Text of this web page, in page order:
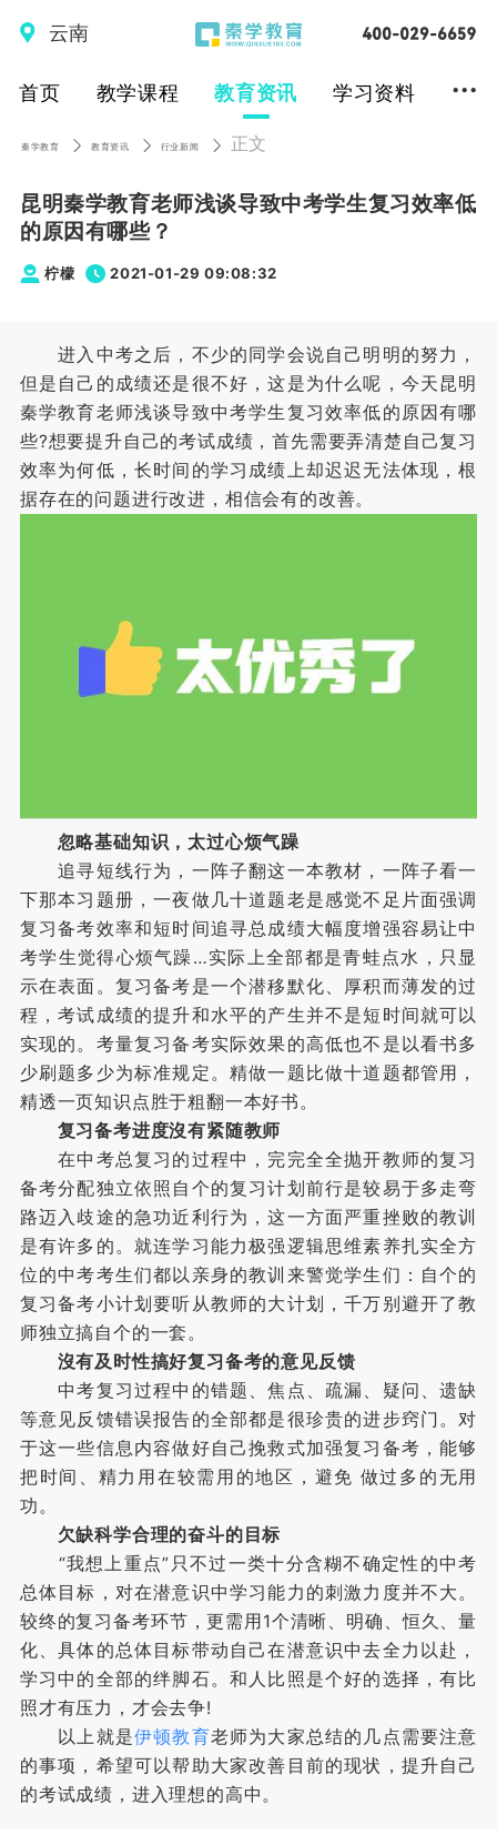
云南
首页 教学课程 教育资讯 学习资料 ...
秦学教育 教育资讯 行业新闻 正文
昆明秦学教育老师浅谈导致中考学生复习效率低
的原因有哪些？
柠檬 2021-01-29 09:08:32
进入中考之后，不少的同学会说自己明明的努力，
但是自己的成绩还是很不好，这是为什么呢，今天昆明
秦学教育老师浅谈导致中考学生复习效率低的原因有哪
些?想要提升自己的考试成绩，首先需要弄清楚自己复习
效率为何低，长时间的学习成绩上却迟迟无法体现，根
据存在的问题进行改进，相信会有的改善。
忽略基础知识，太过心烦气躁
追寻短线行为，一阵子翻这一本教材，一阵子看一
下那本习题册，一夜做几十道题老是感觉不足片面强调
复习备考效率和短时间追寻总成绩大幅度增强容易让中
考学生觉得心烦气躁…实际上全部都是青蛙点水，只显
示在表面。复习备考是一个潜移默化、厚积而薄发的过
程，考试成绩的提升和水平的产生并不是短时间就可以
实现的。考量复习备考实际效果的高低也不是以看书多
少刷题多少为标准规定。精做一题比做十道题都管用，
精透一页知识点胜于粗翻一本好书。
复习备考进度沒有紧随教师
在中考总复习的过程中，完完全全抛开教师的复习
备考分配独立依照自个的复习计划前行是较易于多走弯
路迈入歧途的急功近利行为，这一方面严重挫败的教训
是有许多的。就连学习能力极强逻辑思维素养扎实全方
位的中考考生们都以亲身的教训来警觉学生们：自个的
复习备考小计划要听从教师的大计划，千万别避开了教
师独立搞自个的一套。
沒有及时性搞好复习备考的意见反馈
中考复习过程中的错题、焦点、疏漏、疑问、遗缺
等意见反馈错误报告的全部都是很珍贵的进步窍门。对
于这一些信息内容做好自己挽救式加强复习备考，能够
把时间、精力用在较需用的地区，避免 做过多的无用
功。
欠缺科学合理的奋斗的目标
“我想上重点”只不过一类十分含糊不确定性的中考
总体目标，对在潜意识中学习能力的刺激力度并不大。
较终的复习备考环节，更需用1个清晰、明确、恒久、量
化、具体的总体目标带动自己在潜意识中去全力以赴，
学习中的全部的绊脚石。和人比照是个好的选择，有比
照才有压力，才会去争!
以上就是伊顿教育老师为大家总结的几点需要注意
的事项，希望可以帮助大家改善目前的现状，提升自己
的考试成绩，进入理想的高中。